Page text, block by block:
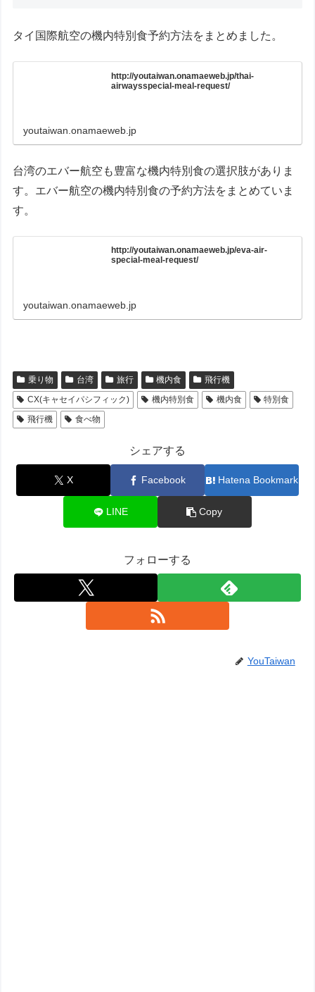
タイ国際航空の機内特別食予約方法をまとめました。
http://youtaiwan.onamaeweb.jp/thai-
airwaysspecial-meal-request/
youtaiwan.onamaeweb.jp
台湾のエバー航空も豊富な機内特別食の選択肢がありま
す。エバー航空の機内特別食の予約方法をまとめていま
す。
http://youtaiwan.onamaeweb.jp/eva-air-
special-meal-request/
youtaiwan.onamaeweb.jp
乗り物 台湾 旅行 機内食
飛行機
CX(キャセイパシフィック)
機内特別食 機内食
特別食
飛行機
食べ物
シェアする
X Facebook Hatena Bookmark
LINE Copy
フォローする
YouTaiwan